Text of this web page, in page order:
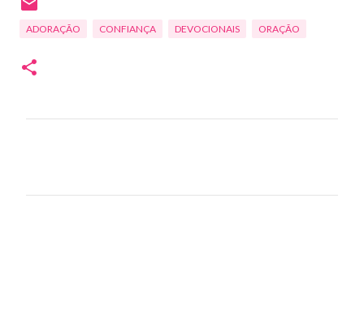
ADORAÇÃO CONFIANÇA DEVOCIONAIS ORAÇÃO